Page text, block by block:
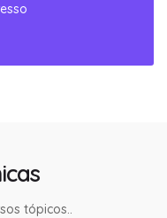
tópicos..